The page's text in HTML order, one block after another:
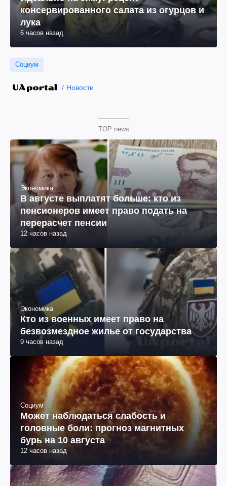
консервированного салата из огурцов и
лука
6 часов назад
Социум
Новости
TOP news
Экономика
В августе выплатят больше: кто из
пенсионеров имеет право подать на
перерасчет пенсии
12 часов назад
Экономика
Кто из военных имеет право на
безвозмездное жилье от государства
9 часов назад
Социум
Может наблюдаться слабость и
головные боли: прогноз магнитных
бурь на 10 августа
12 часов назад